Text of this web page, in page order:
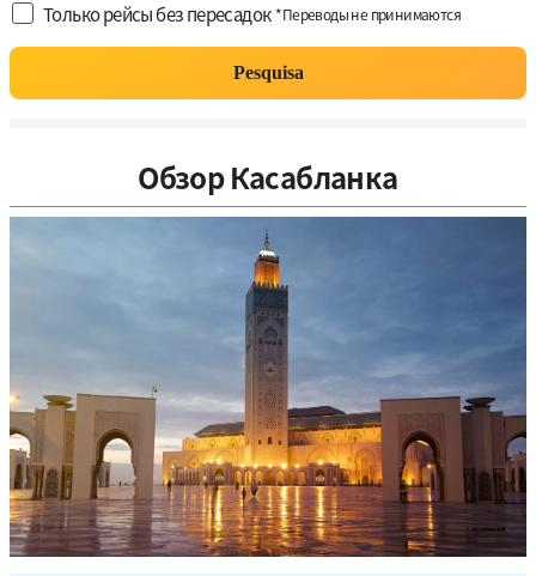
Только рейсы без пересадок *Переводы не принимаются
Pesquisa
Обзор Касабланка